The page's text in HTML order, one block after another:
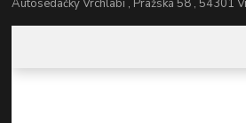
Autosedačky Vrchlabí , Pražská 58 , 54301